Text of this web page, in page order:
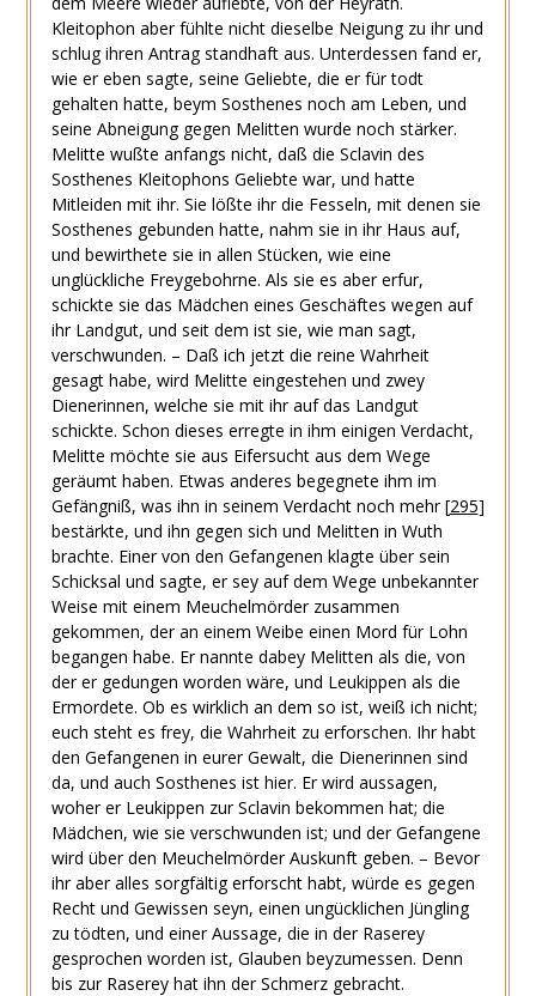
Kleitophon aber fühlte nicht dieselbe Neigung zu ihr und
schlug ihren Antrag standhaft aus. Unterdessen fand er,
wie er eben sagte, seine Geliebte, die er für todt
gehalten hatte, beym Sosthenes noch am Leben, und
seine Abneigung gegen Melitten wurde noch stärker.
Melitte wußte anfangs nicht, daß die Sclavin des
Sosthenes Kleitophons Geliebte war, und hatte
Mitleiden mit ihr. Sie lößte ihr die Fesseln, mit denen sie
Sosthenes gebunden hatte, nahm sie in ihr Haus auf,
und bewirthete sie in allen Stücken, wie eine
unglückliche Freygebohrne. Als sie es aber erfur,
schickte sie das Mädchen eines Geschäftes wegen auf
ihr Landgut, und seit dem ist sie, wie man sagt,
verschwunden. – Daß ich jetzt die reine Wahrheit
gesagt habe, wird Melitte eingestehen und zwey
Dienerinnen, welche sie mit ihr auf das Landgut
schickte. Schon dieses erregte in ihm einigen Verdacht,
Melitte möchte sie aus Eifersucht aus dem Wege
geräumt haben. Etwas anderes begegnete ihm im
Gefängniß, was ihn in seinem Verdacht noch mehr[295]
bestärkte, und ihn gegen sich und Melitten in Wuth
brachte. Einer von den Gefangenen klagte über sein
Schicksal und sagte, er sey auf dem Wege unbekannter
Weise mit einem Meuchelmörder zusammen
gekommen, der an einem Weibe einen Mord für Lohn
begangen habe. Er nannte dabey Melitten als die, von
der er gedungen worden wäre, und Leukippen als die
Ermordete. Ob es wirklich an dem so ist, weiß ich nicht;
euch steht es frey, die Wahrheit zu erforschen. Ihr habt
den Gefangenen in eurer Gewalt, die Dienerinnen sind
da, und auch Sosthenes ist hier. Er wird aussagen,
woher er Leukippen zur Sclavin bekommen hat; die
Mädchen, wie sie verschwunden ist; und der Gefangene
wird über den Meuchelmörder Auskunft geben. – Bevor
ihr aber alles sorgfältig erforscht habt, würde es gegen
Recht und Gewissen seyn, einen ungücklichen Jüngling
zu tödten, und einer Aussage, die in der Raserey
gesprochen worden ist, Glauben beyzumessen. Denn
bis zur Raserey hat ihn der Schmerz gebracht.